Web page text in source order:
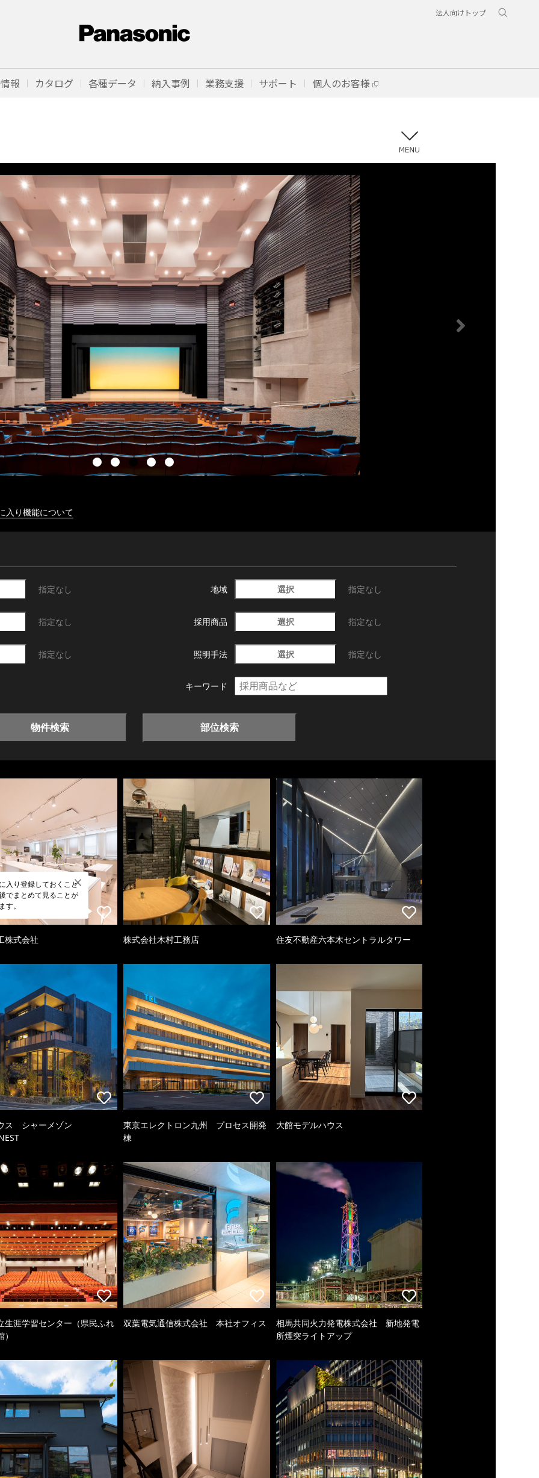
法人向けトップ
報 カタログ 各種データ 納入事例 業務支援 サポート 個人のお客様
入り機能について
指定なし 地域 選択 指定なし
指定なし 採用商品 選択 指定なし
指定なし 照明手法 選択 指定なし
キーワード
物件検索 部位検索
入り登録しておくこと
でまとめて見ることが
す。
株式会社 株式会社木村工務店 住友不動産六本木セントラルタワー
ス シャーメゾン
東京エレクトロン九州 プロセス開発
棟
大館モデルハウス
生涯学習センター（県民ふれ
双葉電気通信株式会社 本社オフィス
相馬共同火力発電株式会社 新地発電
所煙突ライトアップ